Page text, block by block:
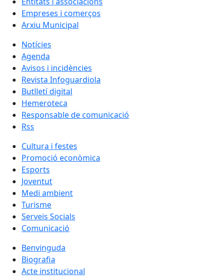
Empreses i comerços
Arxiu Municipal
Notícies
Agenda
Avisos i incidències
Revista Infoguardiola
Butlletí digital
Hemeroteca
Responsable de comunicació
Rss
Cultura i festes
Promoció econòmica
Esports
Joventut
Medi ambient
Turisme
Serveis Socials
Comunicació
Benvinguda
Biografia
Acte institucional